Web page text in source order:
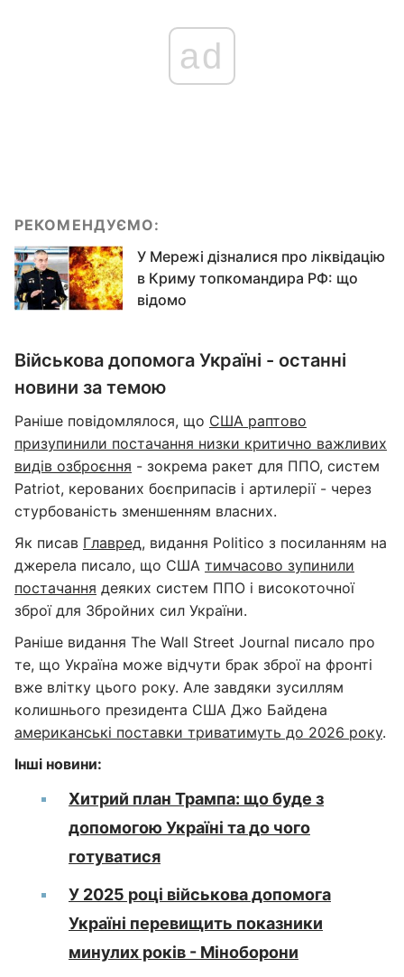
ad
РЕКОМЕНДУЄМО:
У Мережі дізналися про ліквідацію
в Криму топкомандира РФ: що
відомо
Військова допомога Україні - останні
новини за темою
Раніше повідомлялося, що США раптово
призупинили постачання низки критично важливих
видів озброєння - зокрема ракет для ППО, систем
Patriot, керованих боєприпасів і артилерії - через
стурбованість зменшенням власних.
Як писав Главред, видання Politico з посиланням на
джерела писало, що США тимчасово зупинили
постачання деяких систем ППО і високоточної
зброї для Збройних сил України.
Раніше видання The Wall Street Journal писало про
те, що Україна може відчути брак зброї на фронті
вже влітку цього року. Але завдяки зусиллям
колишнього президента США Джо Байдена
американські поставки триватимуть до 2026 року.
Інші новини:
Хитрий план Трампа: що буде з
допомогою Україні та до чого
готуватися
У 2025 році військова допомога
Україні перевищить показники
минулих років - Міноборони